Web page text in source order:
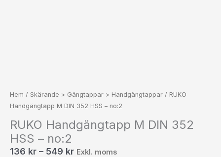
Hem / Skärande > Gängtappar > Handgängtappar / RUKO
Handgängtapp M DIN 352 HSS – no:2
RUKO Handgängtapp M DIN 352
HSS – no:2
136 kr – 549 kr Exkl. moms